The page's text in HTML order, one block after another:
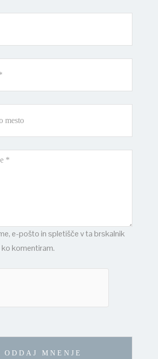
e-pošto in spletišče v ta brskalnik
komentiram.